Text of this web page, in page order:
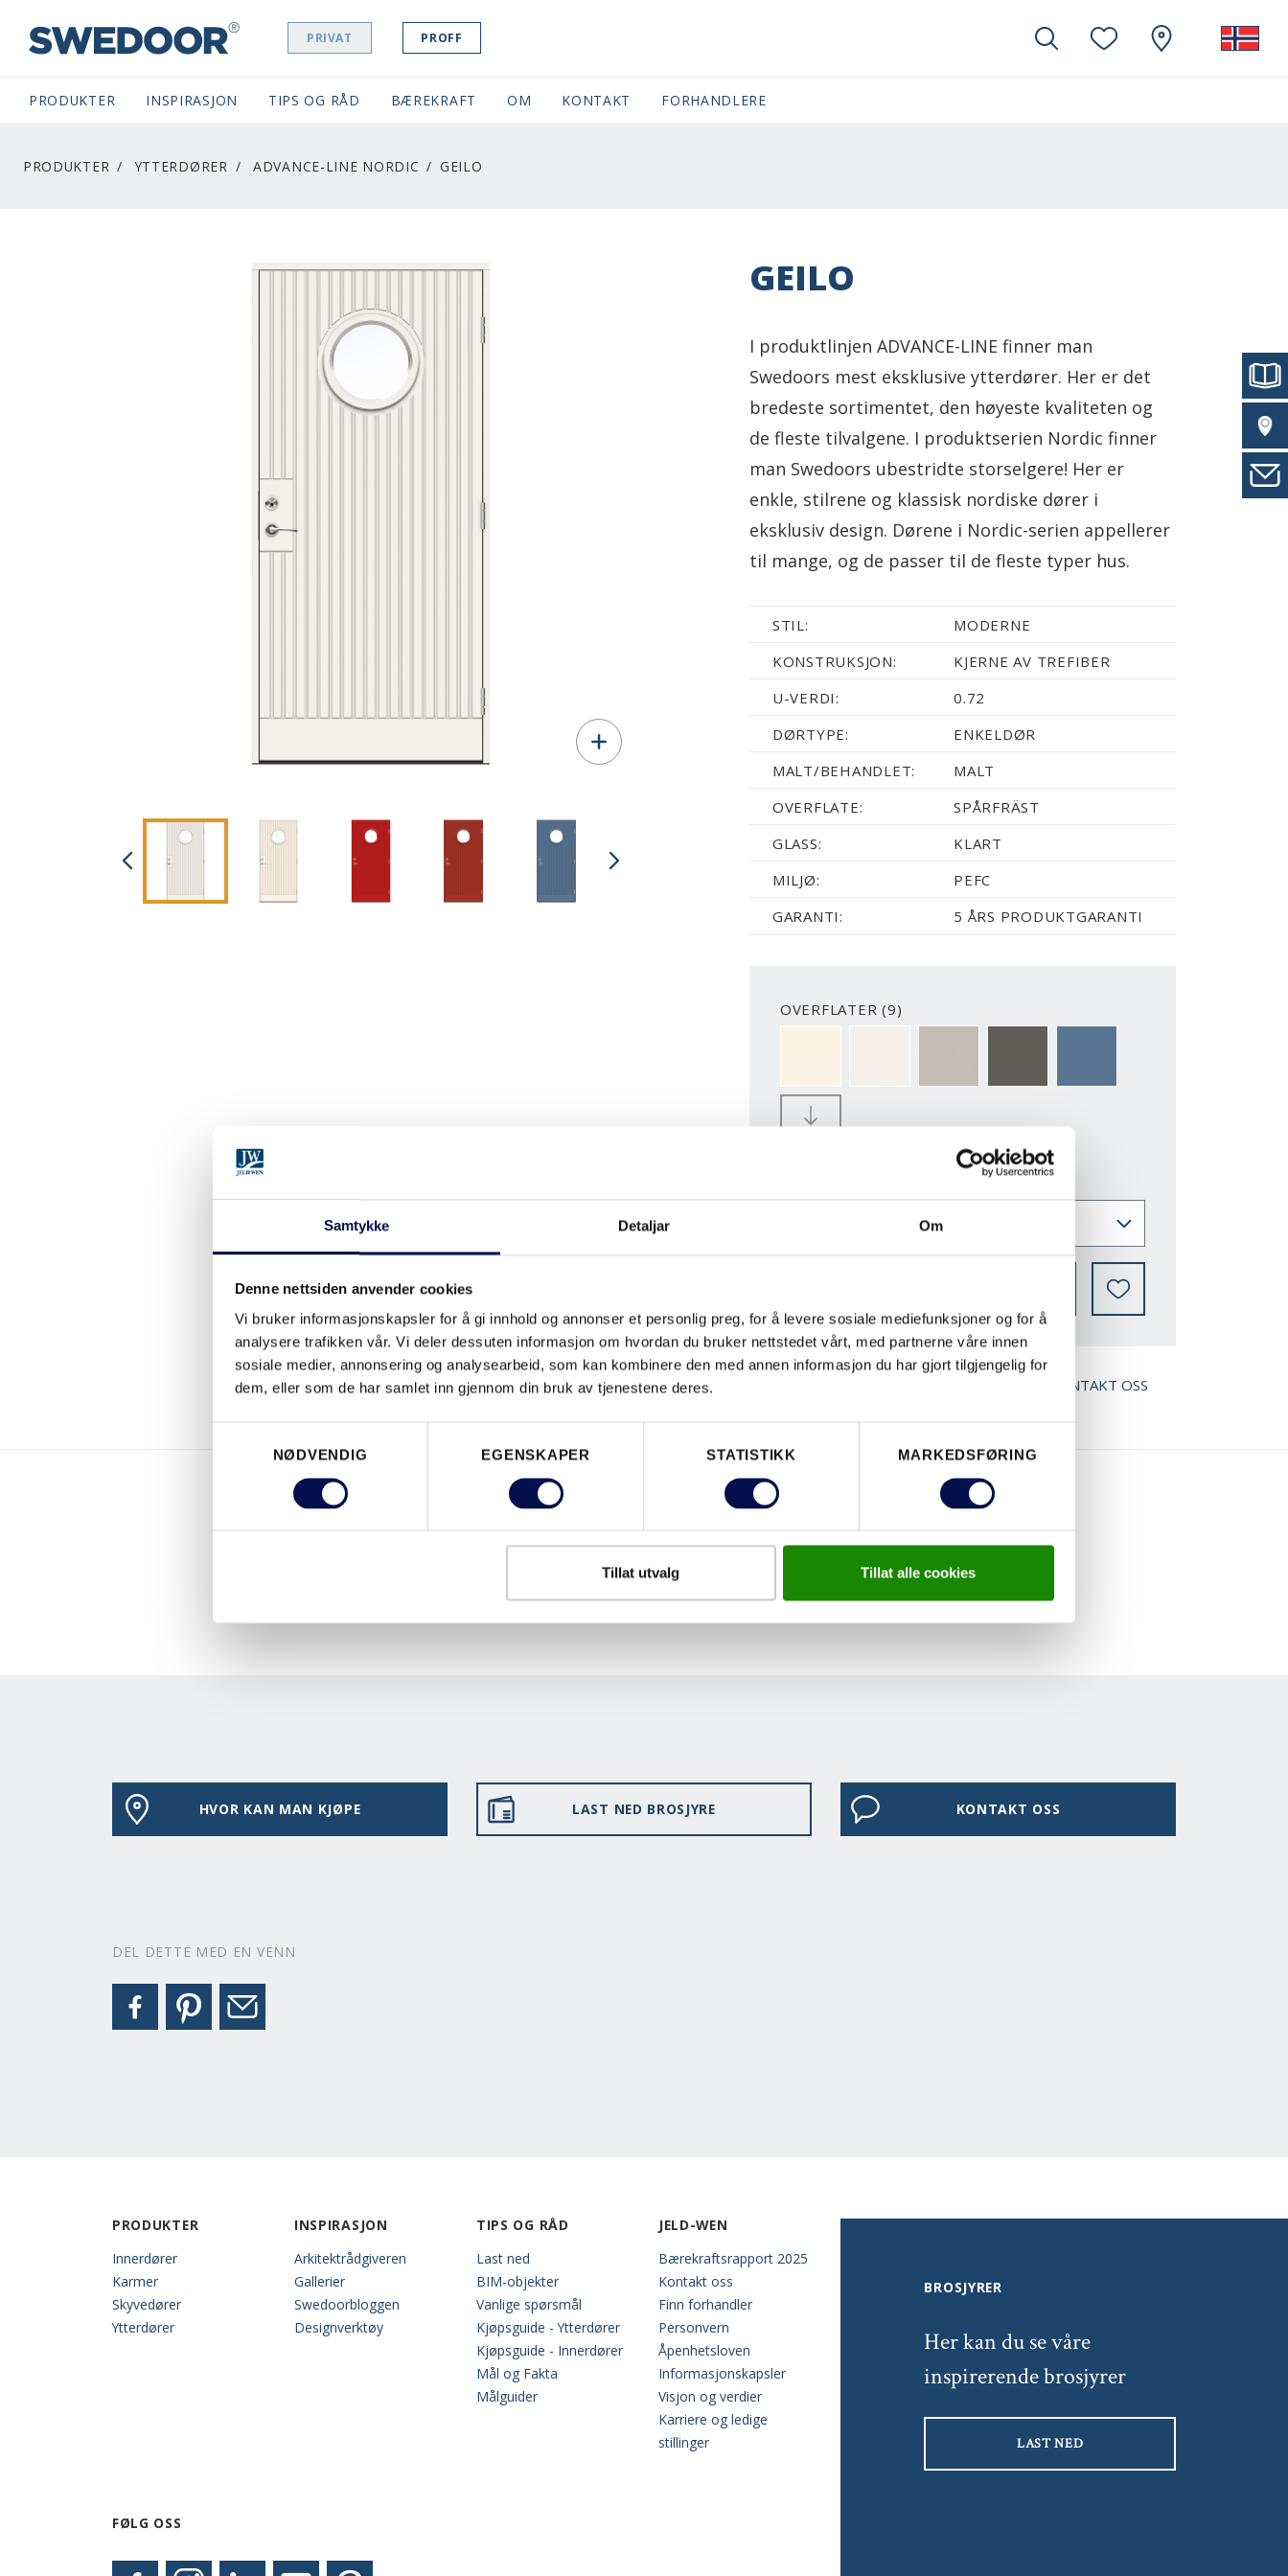
Samtykke Detaljar Om
Denne nettsiden anvender cookies
Vi bruker informasjonskapsler for å gi innhold og annonser et personlig preg, for å levere sosiale mediefunksjoner og for å
analysere trafikken vår. Vi deler dessuten informasjon om hvordan du bruker nettstedet vårt, med partnerne våre innen
sosiale medier, annonsering og analysearbeid, som kan kombinere den med annen informasjon du har gjort tilgjengelig for
dem, eller som de har samlet inn gjennom din bruk av tjenestene deres.
NØDVENDIG EGENSKAPER STATISTIKK MARKEDSFØRING
Tillat utvalg Tillat alle cookies
SWEDOOR NAVIGATION PRIVAT PROFF
PRODUKTER INSPIRASJON TIPS OG RÅD BÆREKRAFT OM KONTAKT FORHANDLERE
PRODUKTER YTTERDØRER ADVANCE-LINE NORDIC GEILO
GEILO
I produktlinjen ADVANCE-LINE finner man
Swedoors mest eksklusive ytterdører. Her er det
bredeste sortimentet, den høyeste kvaliteten og
de fleste tilvalgene. I produktserien Nordic finner
man Swedoors ubestridte storselgere! Her er
enkle, stilrene og klassisk nordiske dører i
eksklusiv design. Dørene i Nordic-serien appellerer
til mange, og de passer til de fleste typer hus.
STIL:
MODERNE
KONSTRUKSJON:
KJERNE AV TREFIBER
U-VERDI:
0.72
DØRTYPE:
ENKELDØR
MALT/BEHANDLET:
MALT
OVERFLATE:
SPÅRFRÄST
GLASS:
KLART
MILJØ:
PEFC
GARANTI:
5 ÅRS PRODUKTGARANTI
OVERFLATER (9)
KONTAKT OSS
HVOR KAN MAN KJØPE LAST NED BROSJYRE KONTAKT OSS
DEL DETTE MED EN VENN
PRODUKTER
Innerdører
Karmer
Skyvedører
Ytterdører
INSPIRASJON
Arkitektrådgiveren
Gallerier
Swedoorbloggen
Designverktøy
TIPS OG RÅD
Last ned
BIM-objekter
Vanlige spørsmål
Kjøpsguide - Ytterdører
Kjøpsguide - Innerdører
Mål og Fakta
Målguider
JELD-WEN
Bærekraftsrapport 2025
Kontakt oss
Finn forhandler
Personvern
Åpenhetsloven
Informasjonskapsler
Visjon og verdier
Karriere og ledige
stillinger
FØLG OSS
BROSJYRER
Her kan du se våre
inspirerende brosjyrer
LAST NED